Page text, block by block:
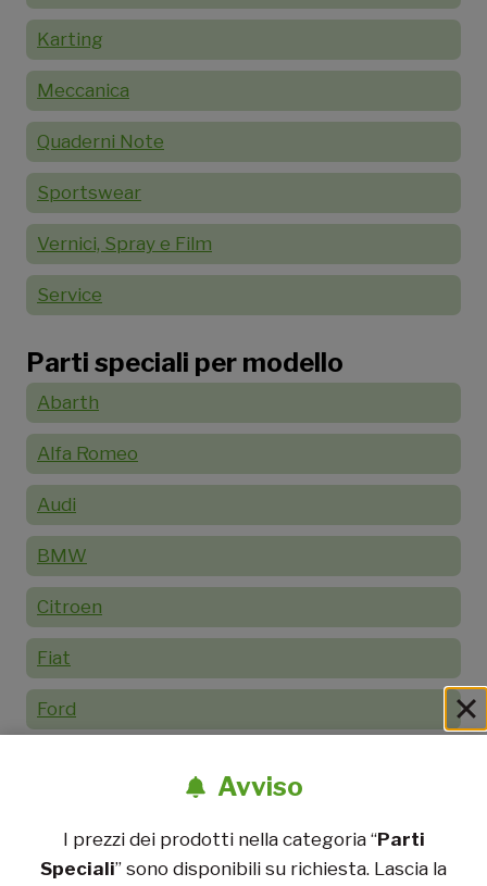
Karting
Meccanica
Quaderni Note
Sportswear
Vernici, Spray e Film
Service
Parti speciali per modello
Abarth
Alfa Romeo
Audi
BMW
Citroen
Fiat
Ford
Lotus
Avviso
I prezzi dei prodotti nella categoria “Parti
Speciali” sono disponibili su richiesta. Lascia la